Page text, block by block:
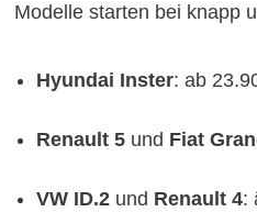
Modelle starten bei knapp
Hyundai Inster: ab
Renault 5 und Fiat
VW ID.2 und Renault 4: